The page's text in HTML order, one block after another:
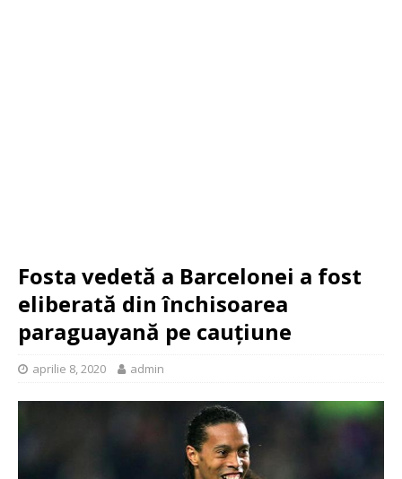
Fosta vedetă a Barcelonei a fost
eliberată din închisoarea
paraguayană pe cauțiune
aprilie 8, 2020 admin